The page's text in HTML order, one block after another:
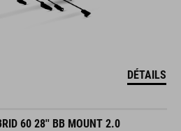
DÉTAILS
60 28'' BB MOUNT 2.0